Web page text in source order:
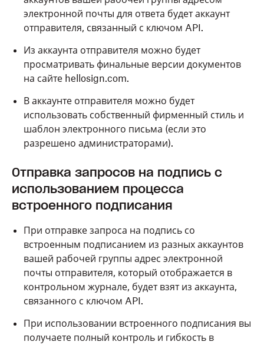
электронной почты для ответа будет аккаунт
отправителя, связанный с ключом API.
Из аккаунта отправителя можно будет
просматривать финальные версии документов
на сайте hellosign.com.
В аккаунте отправителя можно будет
использовать собственный фирменный стиль и
шаблон электронного письма (если это
разрешено администраторами).
Отправка запросов на подпись с
использованием процесса
встроенного подписания
При отправке запроса на подпись со
встроенным подписанием из разных аккаунтов
вашей рабочей группы адрес электронной
почты отправителя, который отображается в
контрольном журнале, будет взят из аккаунта,
связанного с ключом API.
При использовании встроенного подписания вы
получаете полный контроль и гибкость в